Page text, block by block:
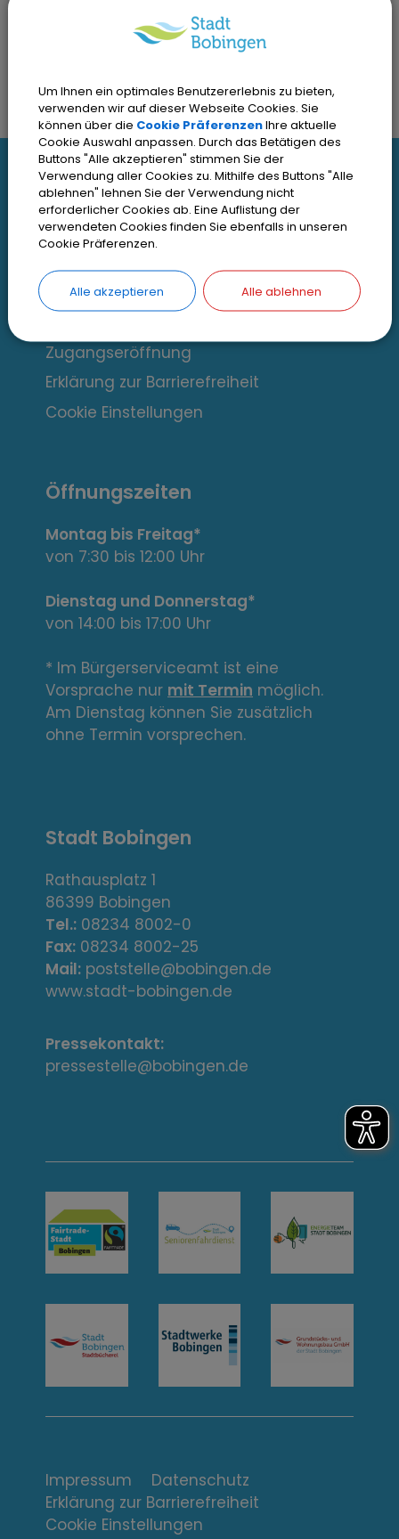
I
n
t
e
r
e
s
s
n
t
e
L
i
n
k
s
A
d
r
e
s
s
e
/
n
t
a
k
t
u
n
d
Ö
f
Interessante Links
Kontakt
Impressum
Zugangseröffnung
Erklärung zur Barrierefreiheit
Cookie Einstellungen
Öffnungszeiten
Montag bis Freitag*
von 7:30 bis 12:00 Uhr
Dienstag und Donnerstag*
von 14:00 bis 17:00 Uhr
* Im Bürgerserviceamt ist eine
Vorsprache nur mit Termin möglich.
Am Dienstag können Sie zusätzlich
ohne Termin vorsprechen.
Stadt Bobingen
Rathausplatz 1
86399 Bobingen
Tel.: 08234 8002-0
Fax: 08234 8002-25
Mail: poststelle@bobingen.de
www.stadt-bobingen.de
Pressekontakt:
pressestelle@bobingen.de
Impressum
Datenschutz
Erklärung zur Barrierefreiheit
Cookie Einstellungen
Um Ihnen ein optimales Benutzererlebnis zu bieten,
verwenden wir auf dieser Webseite Cookies. Sie
können über die Cookie PräferenzenIhre aktuelle
Cookie Auswahl anpassen. Durch das Betätigen des
Buttons "Alle akzeptieren" stimmen Sie der
Verwendung aller Cookies zu. Mithilfe des Buttons "Alle
ablehnen" lehnen Sie der Verwendung nicht
erforderlicher Cookies ab. Eine Auflistung der
verwendeten Cookies finden Sie ebenfalls in unseren
Cookie Präferenzen.
Alle akzeptieren Alle ablehnen